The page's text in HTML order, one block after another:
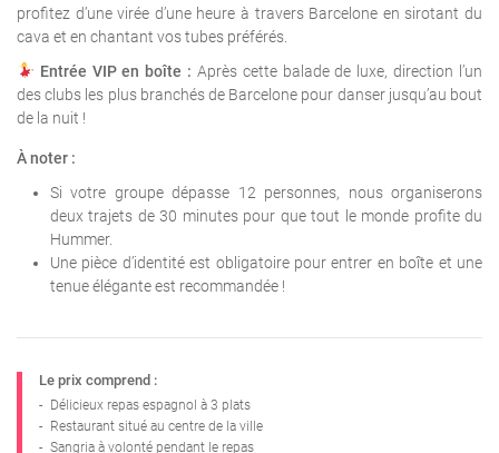
profitez d’une virée d’une heure à travers Barcelone en sirotant du
cava et en chantant vos tubes préférés.
Entrée VIP en boîte : Après cette balade de luxe, direction l’un
des clubs les plus branchés de Barcelone pour danser jusqu’au bout
de la nuit !
À noter :
Si votre groupe dépasse 12 personnes, nous organiserons
deux trajets de 30 minutes pour que tout le monde profite du
Hummer.
Une pièce d’identité est obligatoire pour entrer en boîte et une
tenue élégante est recommandée !
Le prix comprend :
- Délicieux repas espagnol à 3 plats
- Restaurant situé au centre de la ville
- Sangria à volonté pendant le repas